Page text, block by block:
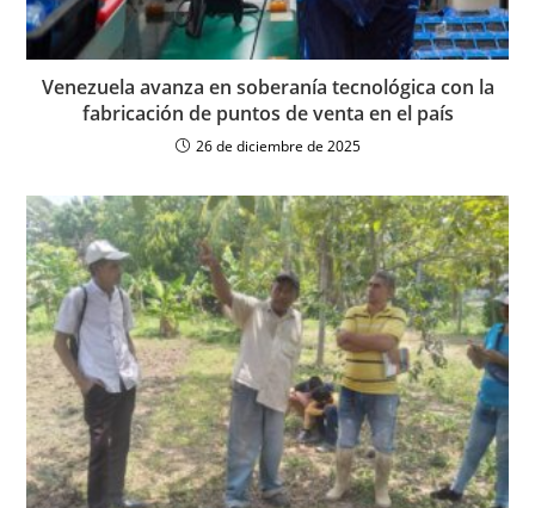
Venezuela avanza en soberanía tecnológica con la
fabricación de puntos de venta en el país
26 de diciembre de 2025